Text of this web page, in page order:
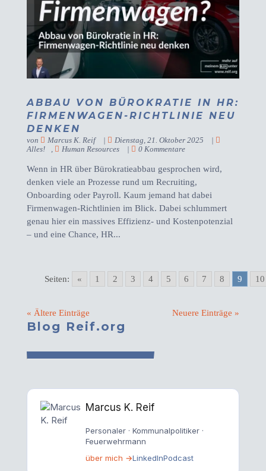
ABBAU VON BÜROKRATIE IN HR:
FIRMENWAGEN-RICHTLINIE NEU
DENKEN
von Marcus K. Reif | Dienstag, 21. Oktober 2025
|
Alles!
, Human Resources | 0 Kommentare
Wenn in HR über Bürokratieabbau gesprochen wird,
denken viele an Prozesse rund um Recruiting,
Onboarding oder Payroll. Kaum jemand hat dabei
Firmenwagen-Richtlinien im Blick. Dabei schlummert
genau hier ein massives Effizienz- und Kostenpotenzial
– und eine Chance, HR...
Seiten: « 1 2 3 4 5 6 7 8 9 10
« Ältere Einträge Neuere Einträge »
Blog Reif.org
Marcus K. Reif
Personaler · Kommunalpolitiker ·
Feuerwehrmann
über mich →LinkedInPodcast